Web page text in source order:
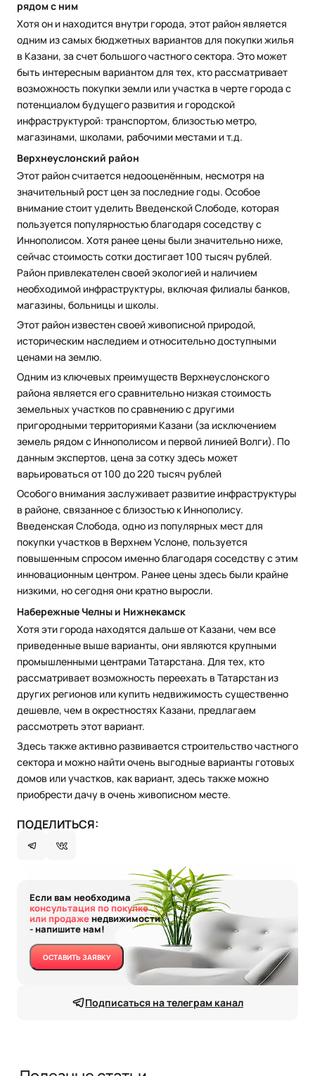
Если вам необходима
консультация по покупке
или продаженедвижимости
- напишите нам!
ОСТАВИТЬ ЗАЯВКУ
Подписаться на телеграм канал
рядом с ним
Хотя он и находится внутри города, этот район является
одним из самых бюджетных вариантов для покупки жилья
в Казани, за счет большого частного сектора. Это может
быть интересным вариантом для тех, кто рассматривает
возможность покупки земли или участка в черте города с
потенциалом будущего развития и городской
инфраструктурой: транспортом, близостью метро,
магазинами, школами, рабочими местами и т.д.
Верхнеуслонский район
Этот район считается недооценённым, несмотря на
значительный рост цен за последние годы. Особое
внимание стоит уделить Введенской Слободе, которая
пользуется популярностью благодаря соседству с
Иннополисом. Хотя ранее цены были значительно ниже,
сейчас стоимость сотки достигает 100 тысяч рублей.
Район привлекателен своей экологией и наличием
необходимой инфраструктуры, включая филиалы банков,
магазины, больницы и школы.
Этот район известен своей живописной природой,
историческим наследием и относительно доступными
ценами на землю.
Одним из ключевых преимуществ Верхнеуслонского
района является его сравнительно низкая стоимость
земельных участков по сравнению с другими
пригородными территориями Казани (за исключением
земель рядом с Иннополисом и первой линией Волги). По
данным экспертов, цена за сотку здесь может
варьироваться от 100 до 220 тысяч рублей
Особого внимания заслуживает развитие инфраструктуры
в районе, связанное с близостью к Иннополису.
Введенская Слобода, одно из популярных мест для
покупки участков в Верхнем Услоне, пользуется
повышенным спросом именно благодаря соседству с этим
инновационным центром. Ранее цены здесь были крайне
низкими, но сегодня они кратно выросли.
Набережные Челны и Нижнекамск
Хотя эти города находятся дальше от Казани, чем все
приведенные выше варианты, они являются крупными
промышленными центрами Татарстана. Для тех, кто
рассматривает возможность переехать в Татарстан из
других регионов или купить недвижимость существенно
дешевле, чем в окрестностях Казани, предлагаем
рассмотреть этот вариант.
Здесь также активно развивается строительство частного
сектора и можно найти очень выгодные варианты готовых
домов или участков, как вариант, здесь также можно
приобрести дачу в очень живописном месте.
ПОДЕЛИТЬСЯ: